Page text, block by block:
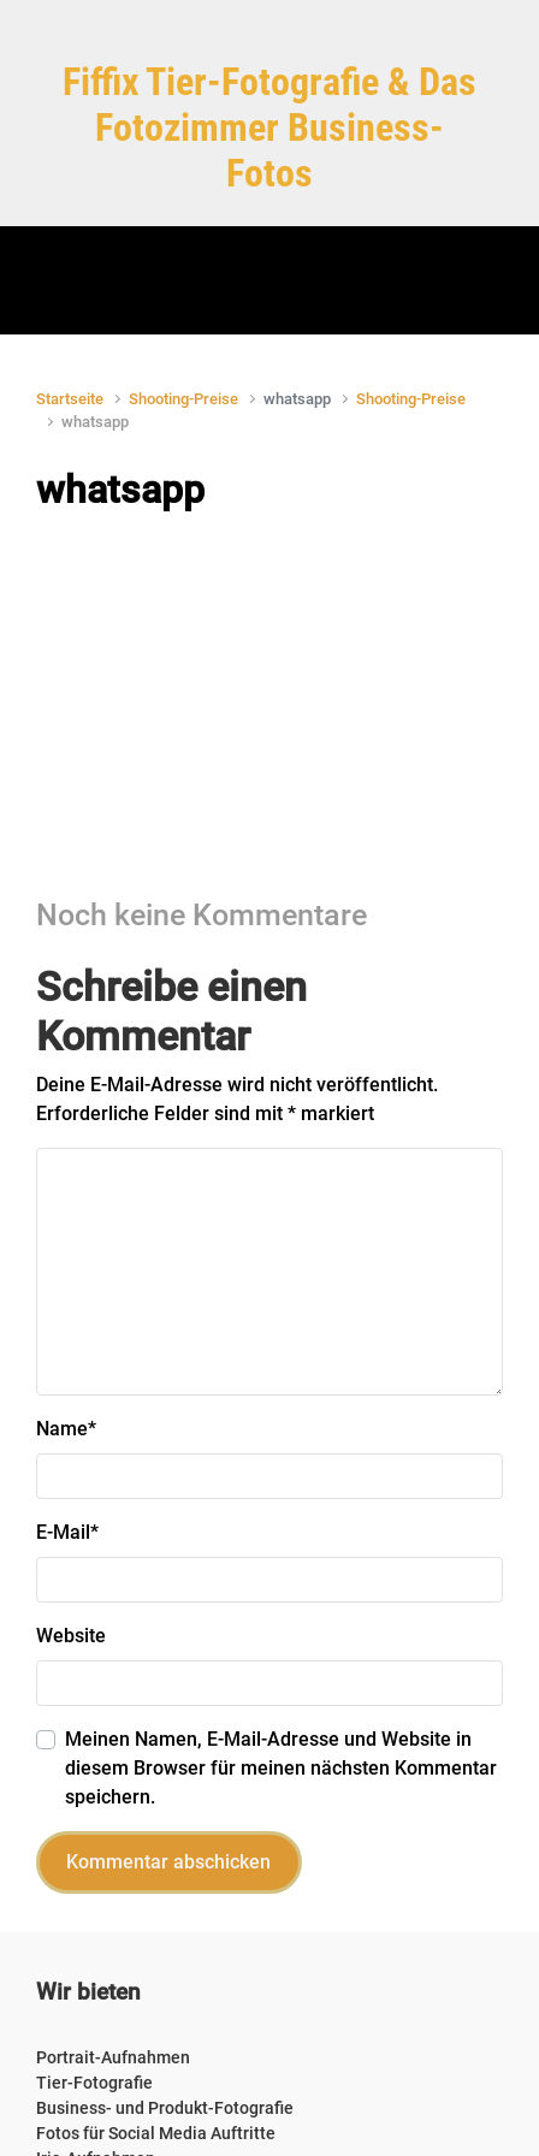
Fiffix Tier-Fotografie & Das
Fotozimmer Business-
Fotos
Startseite Shooting-Preise whatsapp
Shooting-Preise
whatsapp
whatsapp
Noch keine Kommentare
Schreibe einen
Kommentar
Deine E-Mail-Adresse wird nicht veröffentlicht.
Erforderliche Felder sind mit * markiert
Name*
E-Mail*
Website
Meinen Namen, E-Mail-Adresse und Website in
diesem Browser für meinen nächsten Kommentar
speichern.
Wir bieten
Portrait-Aufnahmen
Tier-Fotografie
Business- und Produkt-Fotografie
Fotos für Social Media Auftritte